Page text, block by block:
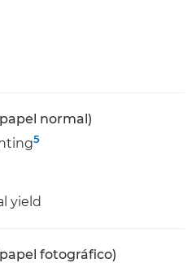
normal)
5
yield
fotográfico)